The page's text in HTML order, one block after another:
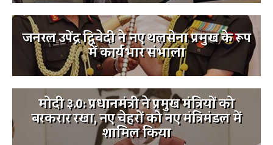
जनरल उपेंद्र द्विवेदी ने नए थलसेना प्रमुख के रूप
में कार्यभार संभाला
मोदी ३.0: प्रधानमंत्री ने प्रमुख मंत्रियों को
बरकरार रखा, नए चेहरों को नए मंत्रिमंडल में
शामिल किया